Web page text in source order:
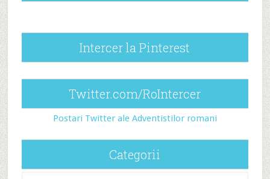
Intercer la Pinterest
Twitter.com/RoIntercer
Postari Twitter ale Adventistilor romani
Categorii